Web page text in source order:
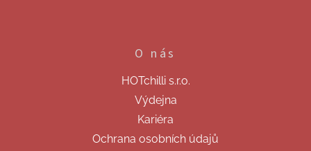
O nás
HOTchilli s.r.o.
Výdejna
Kariéra
Ochrana osobních údajů